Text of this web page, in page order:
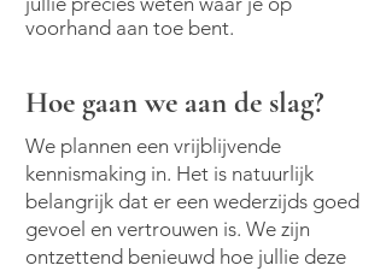
voorhand aan toe bent.
Hoe gaan we aan de slag?
We plannen een vrijblijvende
kennismaking in. Het is natuurlijk
belangrijk dat er een wederzijds goed
gevoel en vertrouwen is. We zijn
ontzettend benieuwd hoe jullie deze